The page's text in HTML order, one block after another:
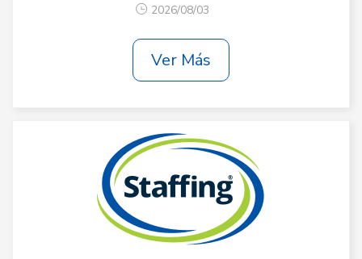
2026/08/03
Ver Más